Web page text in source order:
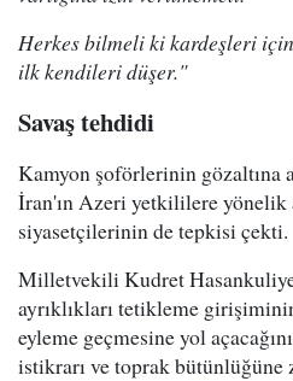
Herkes bilmeli ki kardeşleri
ilk kendileri düşer."
Savaş tehdidi
Kamyon şoförlerinin gözaltına
İran'ın Azeri yetkililere yönelik
siyasetçilerinin de tepkisi çekti.
Milletvekili Kudret
ayrıklıkları tetikleme
eyleme geçmesine yol
istikrarı ve toprak bütünlüğüne